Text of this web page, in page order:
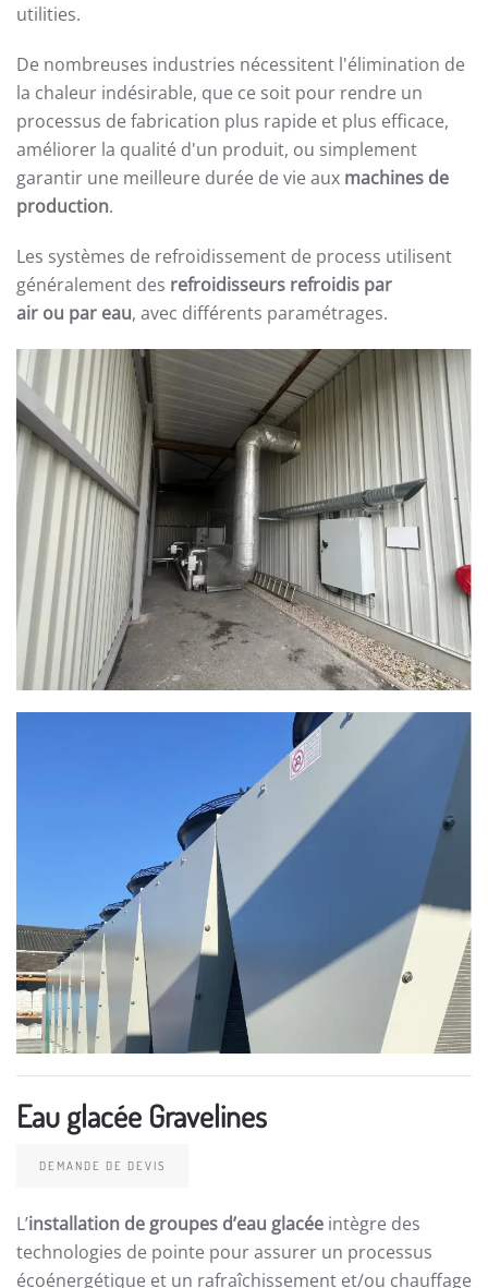
utilities.
De nombreuses industries nécessitent l'élimination de
la chaleur indésirable, que ce soit pour rendre un
processus de fabrication plus rapide et plus efficace,
améliorer la qualité d'un produit, ou simplement
garantir une meilleure durée de vie aux machines de
production.
Les systèmes de refroidissement de process utilisent
généralement des refroidisseurs refroidis par
air ou par eau, avec différents paramétrages.
Eau glacée Gravelines
DEMANDE DE DEVIS
L’installation de groupes d’eau glacée intègre des
technologies de pointe pour assurer un processus
écoénergétique et un rafraîchissement et/ou chauffage